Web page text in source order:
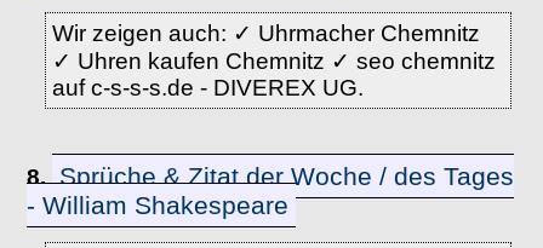
Wir zeigen auch: ✓ Uhrmacher Chemnitz
✓ Uhren kaufen Chemnitz ✓ seo chemnitz
auf c-s-s-s.de - DIVEREX UG.
8. Sprüche & Zitat der Woche / des Tages
- William Shakespeare